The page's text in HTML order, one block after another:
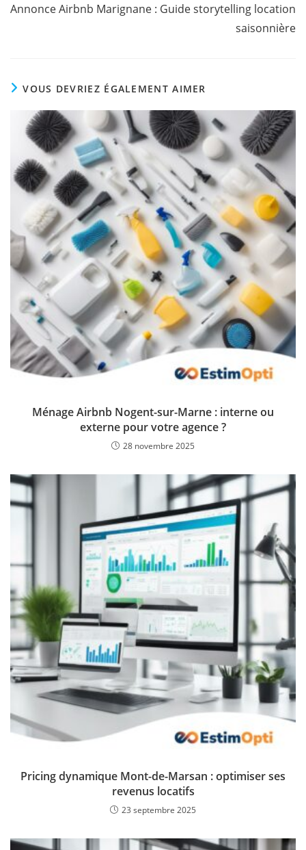
Annonce Airbnb Marignane : Guide storytelling location
saisonnière
VOUS DEVRIEZ ÉGALEMENT AIMER
Ménage Airbnb Nogent-sur-Marne : interne ou
externe pour votre agence ?
28 novembre 2025
Pricing dynamique Mont-de-Marsan : optimiser ses
revenus locatifs
23 septembre 2025